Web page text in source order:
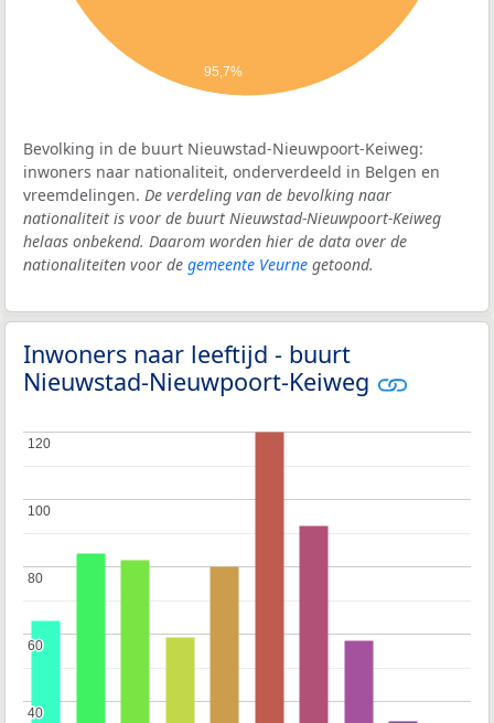
95,7%
Bevolking in de buurt Nieuwstad-Nieuwpoort-Keiweg:
inwoners naar nationaliteit, onderverdeeld in Belgen en
vreemdelingen. De verdeling van de bevolking naar
nationaliteit is voor de buurt Nieuwstad-Nieuwpoort-Keiweg
helaas onbekend. Daarom worden hier de data over de
nationaliteiten voor de gemeente Veurne getoond.
Inwoners naar leeftijd - buurt
Nieuwstad-Nieuwpoort-Keiweg
40
40
60
60
80
80
100
100
120
120